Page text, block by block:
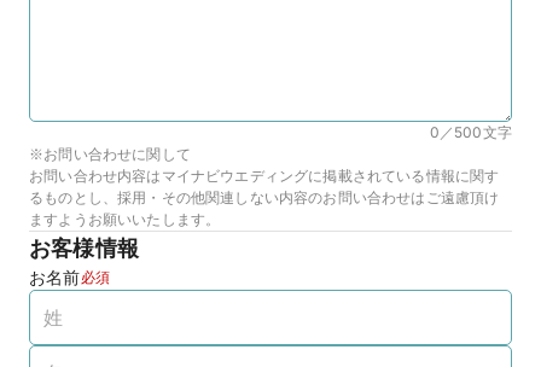
0／500文字
※お問い合わせに関して
お問い合わせ内容はマイナビウエディングに掲載されている情報に関す
るものとし、採用・その他関連しない内容のお問い合わせはご遠慮頂け
ますようお願いいたします。
お客様情報
お名前必須